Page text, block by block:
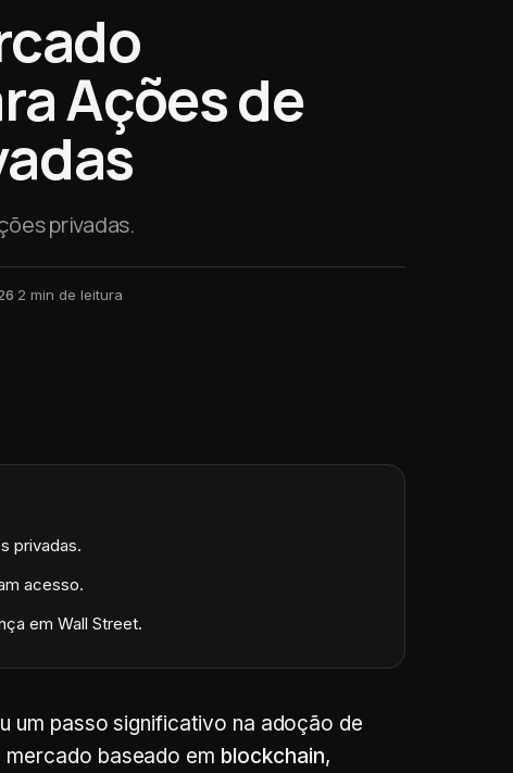
Ações de
privadas.
·2 min de leitura
privadas.
acesso.
em Wall Street.
um passo significativo na adoção de
baseado em blockchain,